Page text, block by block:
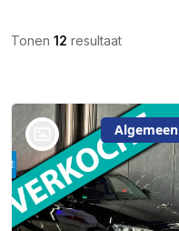
Tonen 12 resultaat
Algemeen
bij @De Waai Auto's